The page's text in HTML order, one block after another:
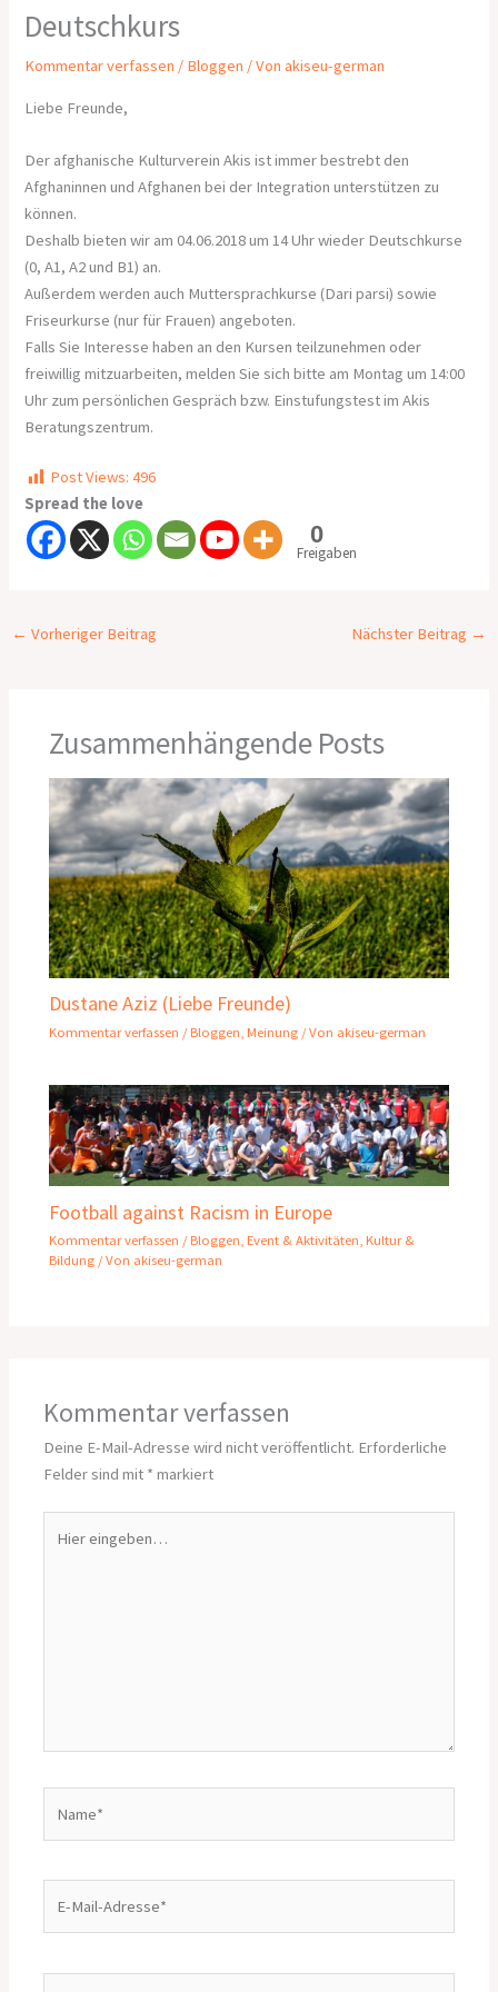
Deutschkurs
Kommentar verfassen / Bloggen / Vonakiseu-german
Liebe Freunde,
Der afghanische Kulturverein Akis ist immer bestrebt den
Afghaninnen und Afghanen bei der Integration unterstützen zu
können.
Deshalb bieten wir am 04.06.2018 um 14 Uhr wieder Deutschkurse
(0, A1, A2 und B1) an.
Außerdem werden auch Muttersprachkurse (Dari parsi) sowie
Friseurkurse (nur für Frauen) angeboten.
Falls Sie Interesse haben an den Kursen teilzunehmen oder
freiwillig mitzuarbeiten, melden Sie sich bitte am Montag um 14:00
Uhr zum persönlichen Gespräch bzw. Einstufungstest im Akis
Beratungszentrum.
Post Views: 496
Spread the love
0
Freigaben
← Vorheriger Beitrag Nächster Beitrag →
Zusammenhängende Posts
Dustane Aziz (Liebe Freunde)
Kommentar verfassen /Bloggen ,Meinung / Von akiseu-german
Football against Racism in Europe
Kommentar verfassen /Bloggen ,Event & Aktivitäten ,Kultur &
Bildung / Von akiseu-german
Kommentar verfassen
Deine E-Mail-Adresse wird nicht veröffentlicht. Erforderliche
Felder sind mit * markiert
eingeben…